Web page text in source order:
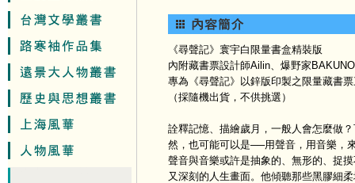
《尋聲記》寰宇白限量書盒精裝版
內附藏書票設計師Ailin、爆野家
專為《尋聲記》以鋅版印製之限量藏書
（採隨機出貨，不供挑選）
詮釋記憶、描繪歲月，一般人會怎麼做
然，也可能可以是──用聲音，用音樂，
聲音與音樂或許是抽象的、無形的、捉
又深刻的人生畫面。他傾聽那些黑膠細